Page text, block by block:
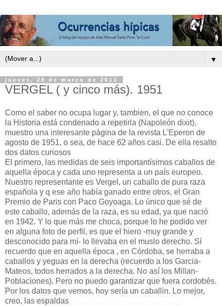
▼
jueves, 28 de marzo de 2013
VERGEL ( y cinco más). 1951
Como el saber no ocupa lugar y, tambien, el que no conoce
la Historia está condenado a repetirla (Napoleón dixit),
muestro una interesante página de la revista L'Eperon de
agosto de 1951, o sea, de hace 62 años casi. De ella resalto
dos datos curiosos
El primero, las medidas de seis importantísimos caballos de
aquella época y cada uno representa a un país europeo.
Nuestro representante es Vergel, un caballo de pura raza
española y q ese año había ganado entre otros, el Gran
Premio de Paris con Paco Goyoaga. Lo único que sé de
este caballo, además de la raza, es su edad, ya que nació
en 1942. Y lo que más me choca, porque lo he podido ver
en alguna foto de perfil, es que el hiero -muy grande y
desconocido para mí- lo llevaba en el muslo derecho. Sí
recuerdo que en aquella época , en Córdoba, se herraba a
caballos y yeguas en la derecha (recuerdo a los Garcia-
Mateos, todos herrados a la derecha. No así los Millan-
Poblaciones). Pero no puedo garantizar que fuera cordobés.
Por los datos que vemos, hoy sería un caballin. Lo mejor,
creo, las espaldas